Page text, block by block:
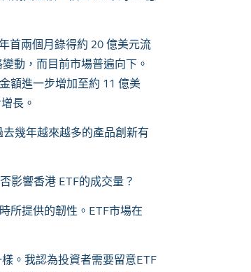
首兩個月錄得約 20 億美元流
動，而目前市場普遍向下。
額進一步增加至約 11 億美
長。
幾年越來越多的產品創新有
影響香港 ETF的成交量？
所提供的韌性。 ETF市場在
樣。我認為投資者需要留意ETF